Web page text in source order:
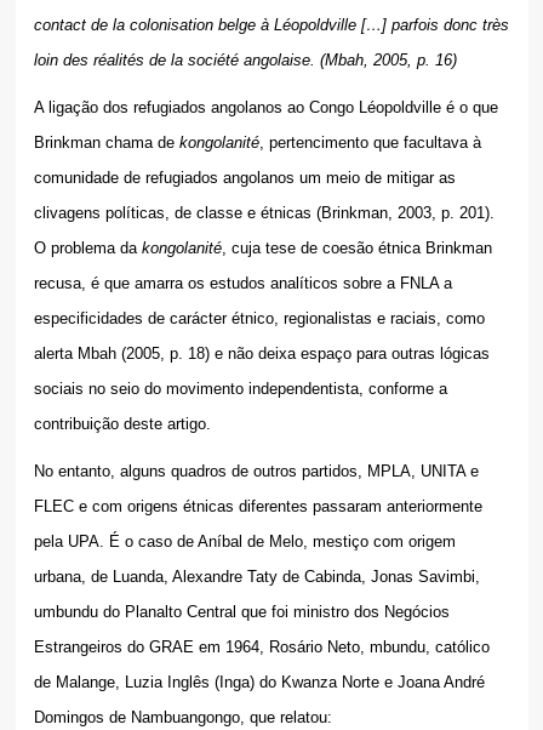
contact de la colonisation belge à Léopoldville […] parfois donc très
loin des réalités de la société angolaise. (Mbah, 2005, p. 16)
A ligação dos refugiados angolanos ao Congo Léopoldville é o que
Brinkman chama de kongolanité, pertencimento que facultava à
comunidade de refugiados angolanos um meio de mitigar as
clivagens políticas, de classe e étnicas (Brinkman, 2003, p. 201).
O problema da kongolanité, cuja tese de coesão étnica Brinkman
recusa, é que amarra os estudos analíticos sobre a FNLA a
especificidades de carácter étnico, regionalistas e raciais, como
alerta Mbah (2005, p. 18) e não deixa espaço para outras lógicas
sociais no seio do movimento independentista, conforme a
contribuição deste artigo.
No entanto, alguns quadros de outros partidos, MPLA, UNITA e
FLEC e com origens étnicas diferentes passaram anteriormente
pela UPA. É o caso de Aníbal de Melo, mestiço com origem
urbana, de Luanda, Alexandre Taty de Cabinda, Jonas Savimbi,
umbundu do Planalto Central que foi ministro dos Negócios
Estrangeiros do GRAE em 1964, Rosário Neto, mbundu, católico
de Malange, Luzia Inglês (Inga) do Kwanza Norte e Joana André
Domingos de Nambuangongo, que relatou: